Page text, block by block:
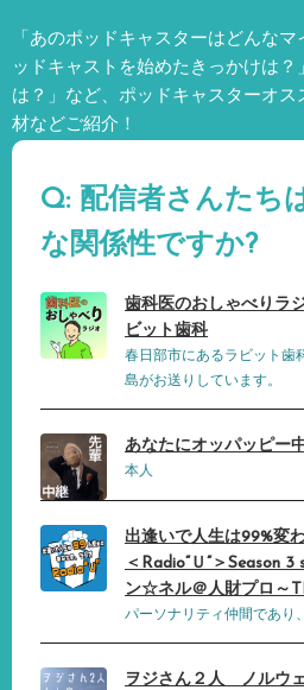
「あのポッドキャスターはどんな
ッドキャストを始めたきっかけは？
は？」など、 ポッドキャスターオス
材などご紹介！
Q: 配信者さんたち
な関係性ですか?
歯科医のおしゃべりラ
ビット歯科
春日部市にあるラビット歯
島がお送りしています。
あなたにオッパッピー
本人
出逢いで人生は99%変
＜Radio“Ｕ”＞Season
ン☆ネル＠人財プロ～
パーソナリティ仲間であり
ヲジさん２人 ノルウ